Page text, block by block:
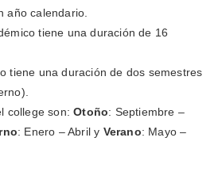
año calendario.
tiene una duración de 16
tiene una duración de dos semestres
college son:Otoño: Septiembre –
: Enero – Abril y Verano: Mayo –